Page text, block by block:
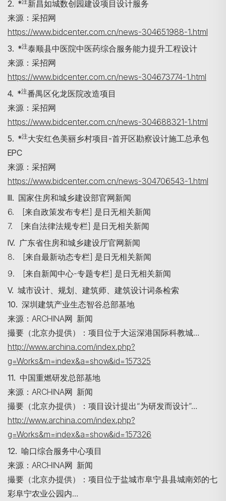
2. *
新昌如城数创园建设项目设计服务
来源：采招网
https://www.bidcenter.com.cn/news-304651988-1.html
3. *注泰顺县中医院中医药综合服务能力提升工程设计
来源：采招网
https://www.bidcenter.com.cn/news-304673774-1.html
4. *注番禺区化龙医院改造项目
来源：采招网
https://www.bidcenter.com.cn/news-304688321-1.html
5. *注大安红色美丽乡村项目-首开区勘察设计施工总承包
EPC
来源：采招网
https://www.bidcenter.com.cn/news-304706543-1.html
III. 国家住房和城乡建设部官网新闻
6. [来自政策发布专栏] 是日无相关新闻
7. [来自法律法规专栏] 是日无相关新闻
IV. 广东省住房和城乡建设厅官网新闻
8. [来自最新动态专栏] 是日无相关新闻
9. [来自新闻中心-专题专栏] 是日无相关新闻
V. 城市设计、规划、建筑师、建筑设计词条检索
10. 深圳建筑产业生态智谷总部基地
来源：ARCHINA网 新闻
撮要（北京办提供）：项目位于大运深港国际科教城…
http://www.archina.com/index.php?
g=Works&m=index&a=show&id=157325
11. 中国重燃研发总部基地
来源：ARCHINA网 新闻
撮要（北京办提供）：项目设计提出“为研发而设计”…
http://www.archina.com/index.php?
g=Works&m=index&a=show&id=157326
12. 喻口综合服务中心项目
来源：ARCHINA网 新闻
撮要（北京办提供）：项目位于盐城市阜宁县县城南郊的七
彩阜宁农业公园内…